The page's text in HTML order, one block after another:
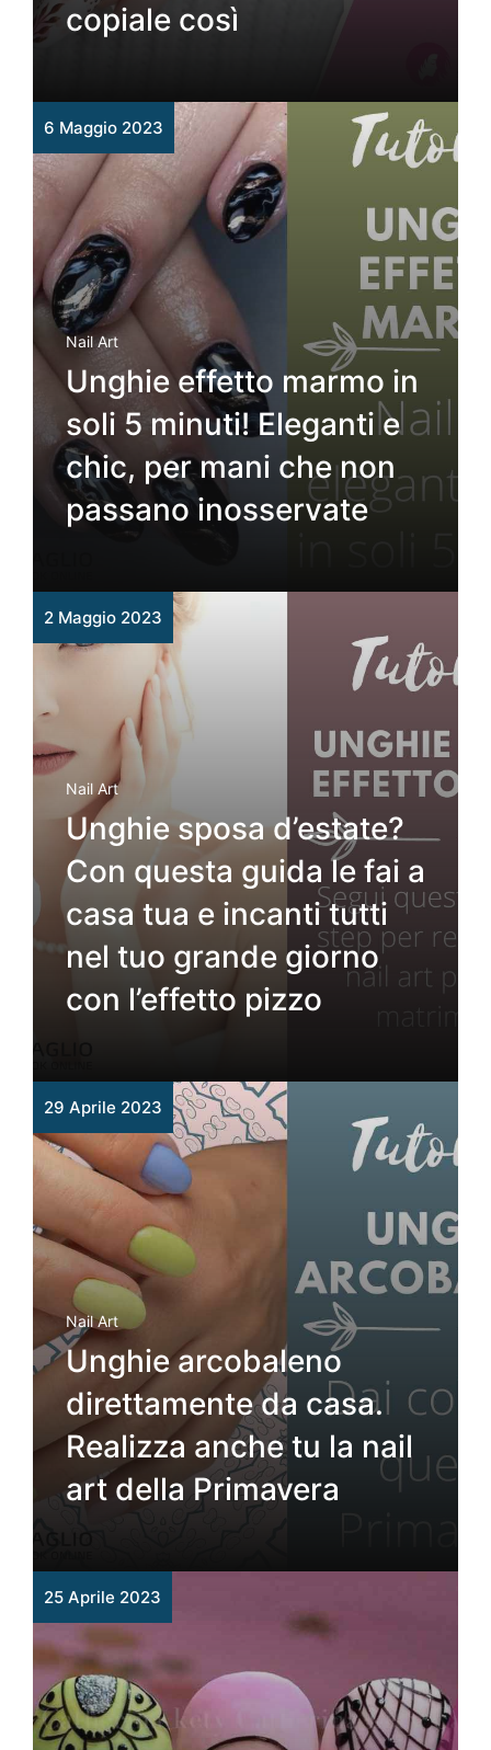
copiale così
6 Maggio 2023
Nail Art
Unghie effetto marmo in
soli 5 minuti! Eleganti e
chic, per mani che non
passano inosservate
2 Maggio 2023
Nail Art
Unghie sposa d’estate?
Con questa guida le fai a
casa tua e incanti tutti
nel tuo grande giorno
con l’effetto pizzo
29 Aprile 2023
Nail Art
Unghie arcobaleno
direttamente da casa.
Realizza anche tu la nail
art della Primavera
25 Aprile 2023